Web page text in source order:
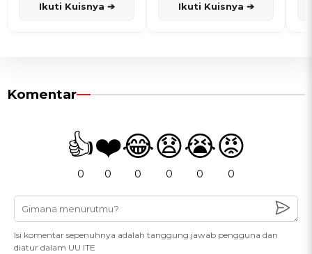
Ikuti Kuisnya ➔ Ikuti Kuisnya ➔
Komentar
👍
0
❤️
0
😂
0
😧
0
😭
0
😡
0
Isi komentar sepenuhnya adalah tanggung jawab pengguna dan
diatur dalam UU ITE